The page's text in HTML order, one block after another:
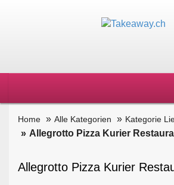
Home Alle Kategorien Kategorie
Allegrotto Pizza Kurier
Allegrotto Pizza Kurier